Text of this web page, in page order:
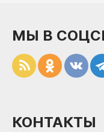
МЫ В
КОНТАКТЫ